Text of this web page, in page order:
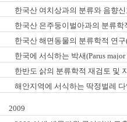
한국산 여치상과의 분류와 음향
한국산 은주둥이벌아과의 분류학
한국산 해면동물의 분류학적 연
한국에 서식하는 박새(Parus
한반도 삵의 분류학적 재검토 및
해안지역에 서식하는 딱정벌레
2009